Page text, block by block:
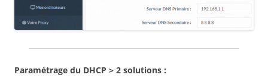
Paramétrage du DHCP > 2 solutions :